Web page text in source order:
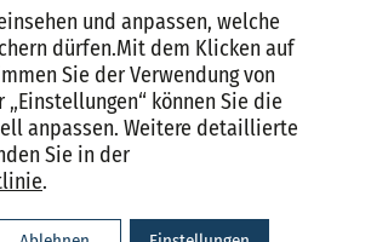
und anpassen, welche
dürfen.Mit dem Klicken auf
Sie der Verwendung von
„Einstellungen“ können Sie die
anpassen. Weitere detaillierte
Sie in der
.
Impressum
Cookie Einstellungen